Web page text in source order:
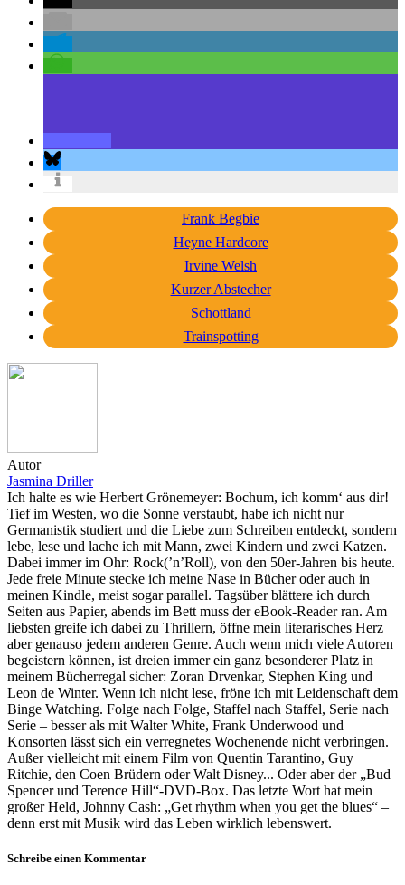
Frank Begbie
Heyne Hardcore
Irvine Welsh
Kurzer Abstecher
Schottland
Trainspotting
Autor
Jasmina Driller
Ich halte es wie Herbert Grönemeyer: Bochum, ich komm‘ aus dir!
Tief im Westen, wo die Sonne verstaubt, habe ich nicht nur
Germanistik studiert und die Liebe zum Schreiben entdeckt, sondern
lebe, lese und lache ich mit Mann, zwei Kindern und zwei Katzen.
Dabei immer im Ohr: Rock(’n’Roll), von den 50er-Jahren bis heute.
Jede freie Minute stecke ich meine Nase in Bücher oder auch in
meinen Kindle, meist sogar parallel. Tagsüber blättere ich durch
Seiten aus Papier, abends im Bett muss der eBook-Reader ran. Am
liebsten greife ich dabei zu Thrillern, öffne mein literarisches Herz
aber genauso jedem anderen Genre. Auch wenn mich viele Autoren
begeistern können, ist dreien immer ein ganz besonderer Platz in
meinem Bücherregal sicher: Zoran Drvenkar, Stephen King und
Leon de Winter. Wenn ich nicht lese, fröne ich mit Leidenschaft dem
Binge Watching. Folge nach Folge, Staffel nach Staffel, Serie nach
Serie – besser als mit Walter White, Frank Underwood und
Konsorten lässt sich ein verregnetes Wochenende nicht verbringen.
Außer vielleicht mit einem Film von Quentin Tarantino, Guy
Ritchie, den Coen Brüdern oder Walt Disney... Oder aber der „Bud
Spencer und Terence Hill“-DVD-Box. Das letzte Wort hat mein
großer Held, Johnny Cash: „Get rhythm when you get the blues“ –
denn erst mit Musik wird das Leben wirklich lebenswert.
Schreibe einen Kommentar